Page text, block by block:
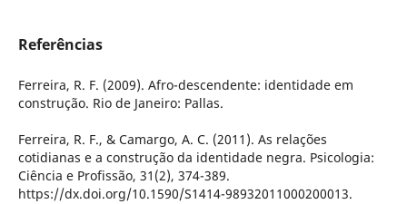
Referências
Ferreira, R. F. (2009). Afro-descendente: identidade em
construção. Rio de Janeiro: Pallas.
Ferreira, R. F., & Camargo, A. C. (2011). As relações
cotidianas e a construção da identidade negra. Psicologia:
Ciência e Profissão, 31(2), 374-389.
https://dx.doi.org/10.1590/S1414-98932011000200013.